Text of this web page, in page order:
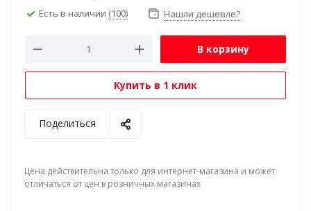
серии SMART (поставляются отдельно).
Есть в наличии (100) Нашли дешевле?
В корзину
Купить в 1 клик
Поделиться
Цена действительна только для интернет-магазина и может
отличаться от цен в розничных магазинах